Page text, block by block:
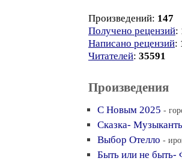
Произведений: 147
Получено рецензий:
Написано рецензий:
Читателей: 35591
Произведения
С Новым 2025 -
Сказка-
Выбор Отелло -
Быть или не быть-